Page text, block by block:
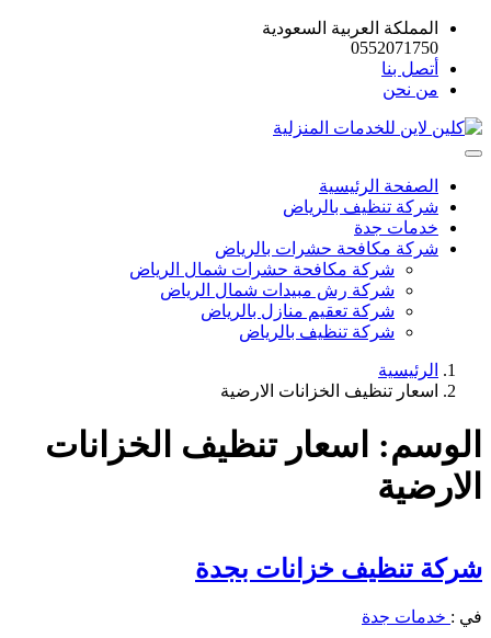
المملكة العربية السعودية
0552071750
أتصل بنا
من نحن
الصفحة الرئيسية
شركة تنظيف بالرياض
خدمات جدة
شركة مكافحة حشرات بالرياض
شركة مكافحة حشرات شمال الرياض
شركة رش مبيدات شمال الرياض
شركة تعقيم منازل بالرياض
شركة تنظيف بالرياض
الرئيسية
اسعار تنظيف الخزانات الارضية
الوسم: اسعار تنظيف الخزانات
الارضية
شركة تنظيف خزانات بجدة
في : خدمات جدة